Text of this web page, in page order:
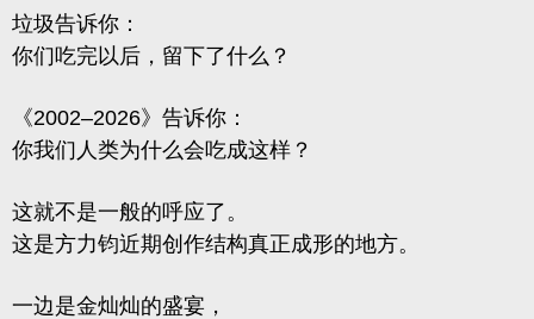
垃圾告诉你：
你们吃完以后，留下了什么？
《2002–2026》告诉你：
你我们人类为什么会吃成这样？
这就不是一般的呼应了。
这是方力钧近期创作结构真正成形的地方。
一边是金灿灿的盛宴，